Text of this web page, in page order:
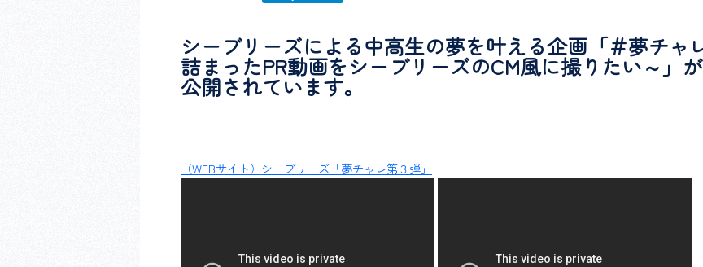
シーブリーズによる中高生の夢を叶える企画「＃夢チャ
詰まったPR動画をシーブリーズのCM風に撮りたい～」
公開されています。
（WEBサイト）シーブリーズ「夢チャレ第３弾」